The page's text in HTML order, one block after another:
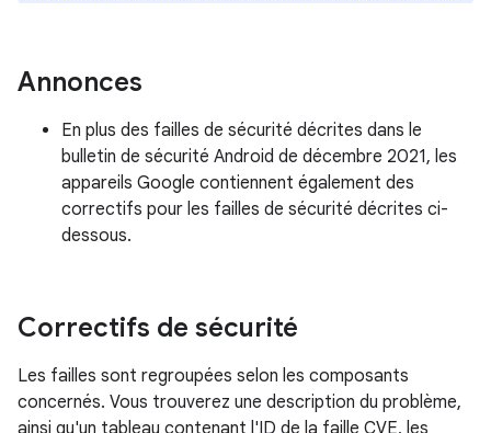
Annonces
En plus des failles de sécurité décrites dans le
bulletin de sécurité Android de décembre 2021, les
appareils Google contiennent également des
correctifs pour les failles de sécurité décrites ci-
dessous.
Correctifs de sécurité
Les failles sont regroupées selon les composants
concernés. Vous trouverez une description du problème,
ainsi qu'un tableau contenant l'ID de la faille CVE, les